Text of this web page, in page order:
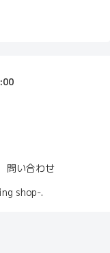
問い合わせ
shop-.